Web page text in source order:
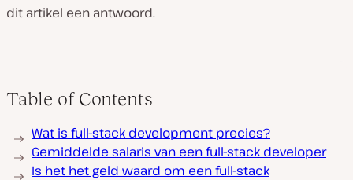
dit artikel een antwoord.
Table of Contents
Wat is full-stack development precies?
Gemiddelde salaris van een full-stack developer
Is het het geld waard om een full-stack